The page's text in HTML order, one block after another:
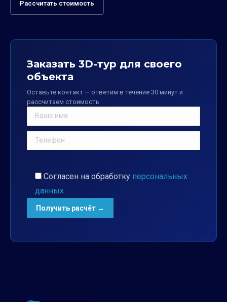
Рассчитать стоимость
Заказать 3D-тур для своего
объекта
Оставьте контакт — ответим в течение 30 минут и
рассчитаем стоимость
Согласен на обработку персональных
данных